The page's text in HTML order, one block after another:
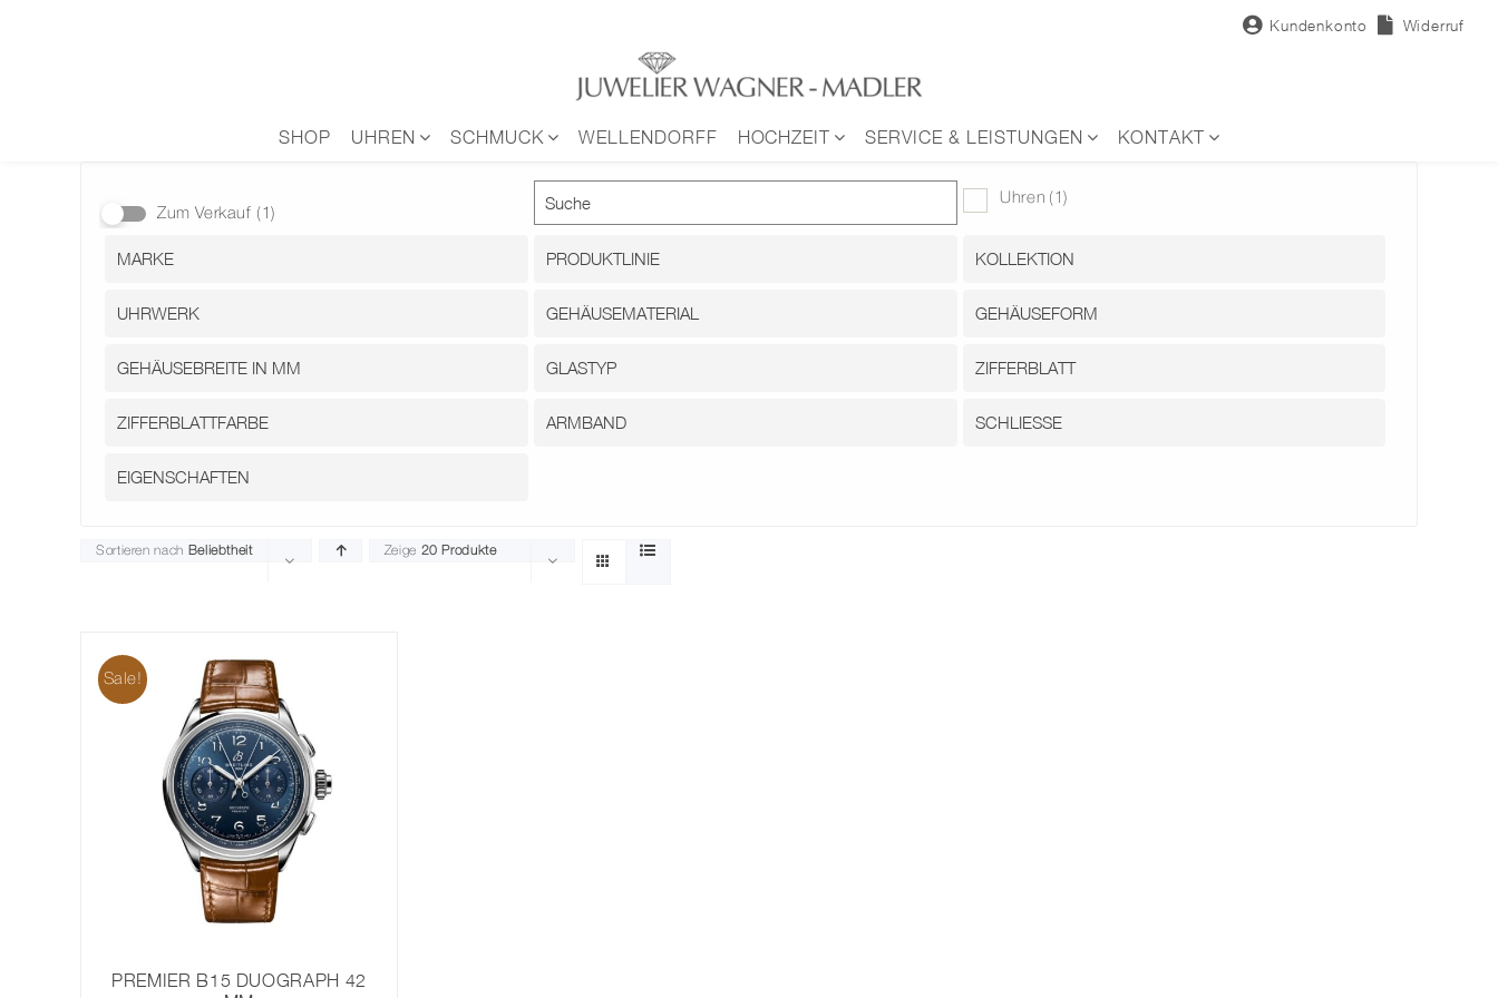
Kundenkonto Widerruf
SHOP UHREN SCHMUCK WELLENDORFF HOCHZEIT SERVICE & LEISTUNGEN KONTAKT
Zum Verkauf (1)
Uhren (1)
Sortieren nach Beliebtheit Zeige 20 Produkte
Sale!
PREMIER B15 DUOGRAPH 42